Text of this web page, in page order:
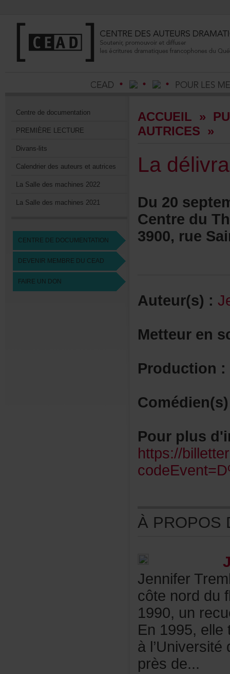
Centrededocumentation
PREMIÈRELECTURE
Divans-lits
Calendrierdesauteursetautrices
LaSalledesmachines2022
LaSalledesmachines2021
CENTREDEDOCUMENTATION
DEVENIRMEMBREDUCEAD
FAIREUNDON
ACCUEIL »
AUTRICES »
Auteur(s):
Production:
https://
prèsde...